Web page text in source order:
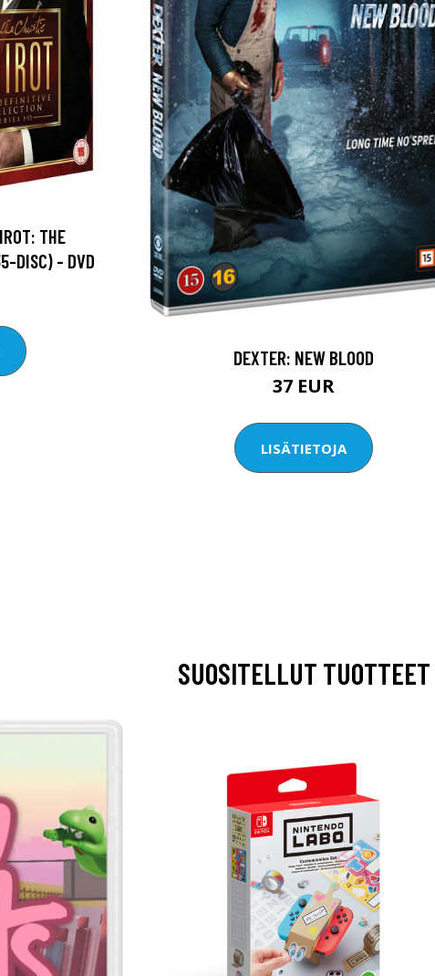
THE
DISC) - DVD
DEXTER: NEW BLOOD
37 EUR
LISÄTIETOJA
SUOSITELLUT TUOTTEET